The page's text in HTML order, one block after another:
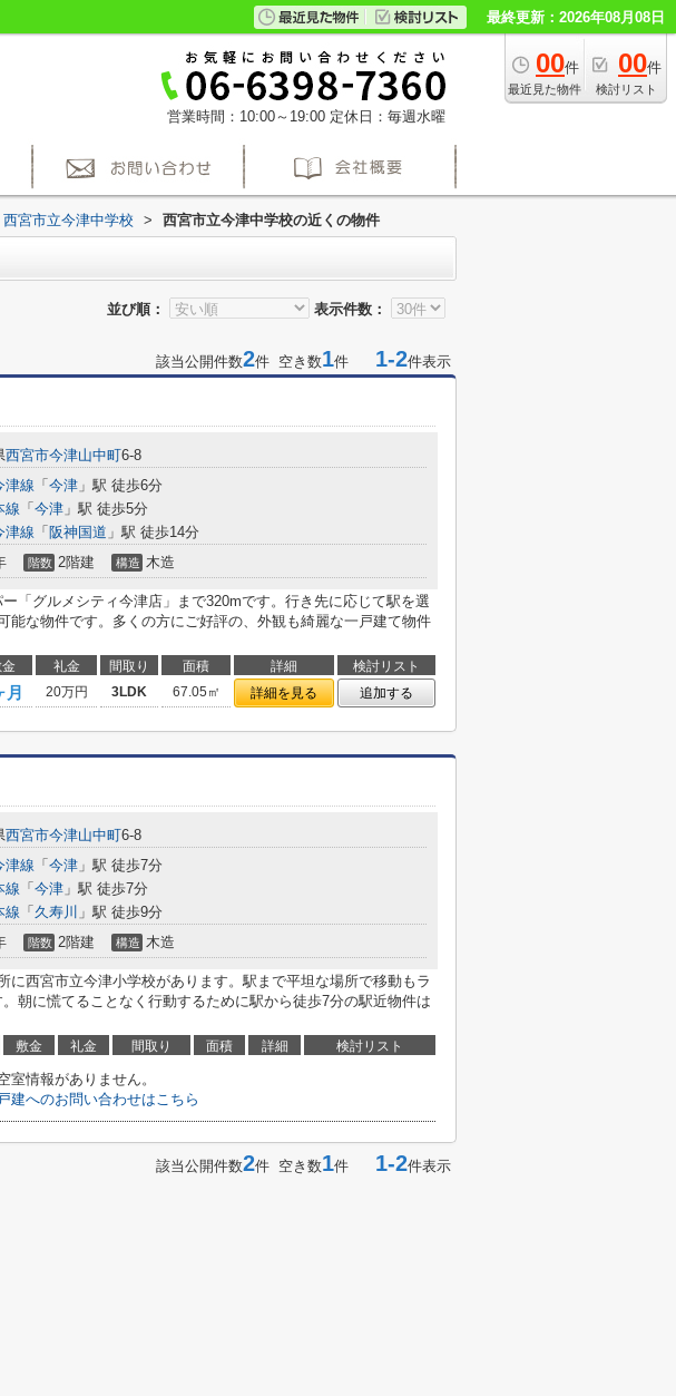
最終更新：2026年08月08日
00件
最近見た物件
00件
検討リスト
営業時間：10:00～19:00 定休日：毎週水曜
西宮市立今津中学校 > 西宮市立今津中学校の近くの物件
並び順： 表示件数：
該当公開件数2件 空き数1件 1-2件表示
西宮市今津山中町6-8
津線 「 今津 」駅 徒歩6分
線 「 今津 」駅 徒歩5分
津線 「 阪神国道 」駅 徒歩14分
階数 2階建 構造 木造
「グルメシティ今津店」まで320mです。行き先に応じて駅を選
能な物件です。多くの方にご好評の、外観も綺麗な一戸建て物件
礼金 間取り 面積 詳細
検討リスト
月 20万円 3LDK 67.05㎡ 詳細を見る 追加する
西宮市今津山中町6-8
津線 「 今津 」駅 徒歩7分
線 「 今津 」駅 徒歩7分
線 「 久寿川 」駅 徒歩9分
階数 2階建 構造 木造
に西宮市立今津小学校があります。駅まで平坦な場所で移動もラ
朝に慌てることなく行動するために駅から徒歩7分の駅近物件は
敷金 礼金 間取り 面積 詳細 検討リスト
室情報がありません。
建へのお問い合わせはこちら
該当公開件数2件 空き数1件 1-2件表示